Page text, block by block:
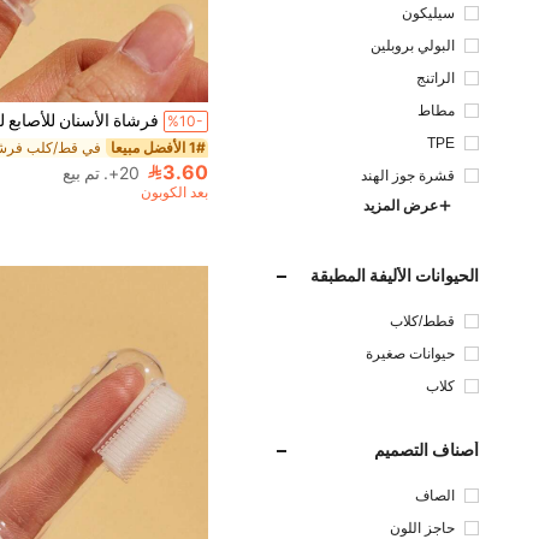
سيليكون
البولي بروبلين
الراتنج
مطاط
TPE
قشرة جوز الهند
عرض المزيد
الحيوانات الأليفة المطبقة
قطط/كلاب
حيوانات صغيرة
كلاب
أصناف التصميم
الصاف
حاجز اللون
%10-
1# الأفضل مبيعا
(1000+)
1# الأفضل مبيعا
(1000+)
1# الأفضل مبيعا
(1000+)
1# الأفضل مبيعا
3.60 20+. تم بيع
بعد الكوبون